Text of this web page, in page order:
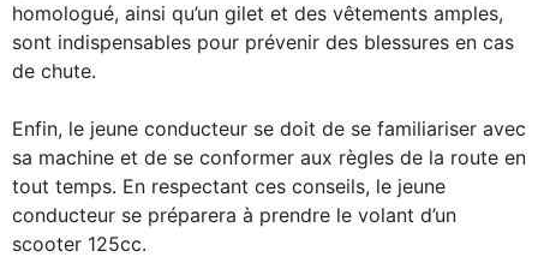
homologué, ainsi qu’un gilet et des vêtements amples,
sont indispensables pour prévenir des blessures en cas
de chute.
Enfin, le jeune conducteur se doit de se familiariser avec
sa machine et de se conformer aux règles de la route en
tout temps. En respectant ces conseils, le jeune
conducteur se préparera à prendre le volant d’un
scooter 125cc.